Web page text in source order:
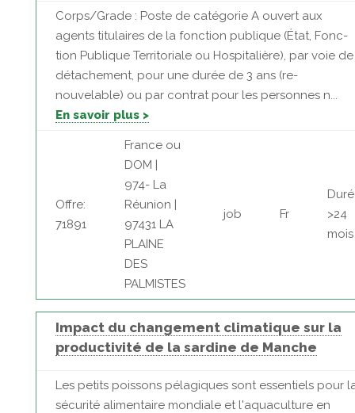
Corps/Grade : Poste de catégorie A ouvert aux
agents titulaires de la fonction publique (État, Fonc-
tion Publique Territoriale ou Hospitalière), par voie de
détachement, pour une durée de 3 ans (re-
nouvelable) ou par contrat pour les personnes n...
En savoir plus >
Offre:
71891
France ou
DOM |
974- La
Réunion |
97431 LA
PLAINE
DES
PALMISTES
job Fr
>24
mois
Impact du changement climatique sur la
productivité de la sardine de Manche
Les petits poissons pélagiques sont essentiels pour
sécurité alimentaire mondiale et l'aquaculture en